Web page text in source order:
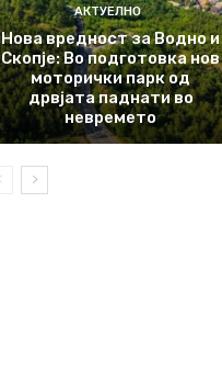
АКТУЕЛНО
Нова вредност за Водно и
Скопје: Во подготовка нов
моторички парк од
дрвјата паднати во
невремето